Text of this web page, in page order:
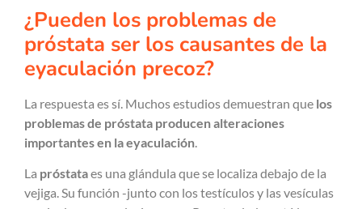
¿Pueden los problemas de
próstata ser los causantes de la
eyaculación precoz?
La respuesta es sí. Muchos estudios demuestran que los
problemas de próstata producen alteraciones
importantes en la eyaculación
La próstataes una glándula que se localiza debajo de la
vejiga. Su función -junto con los testículos y las vesículas